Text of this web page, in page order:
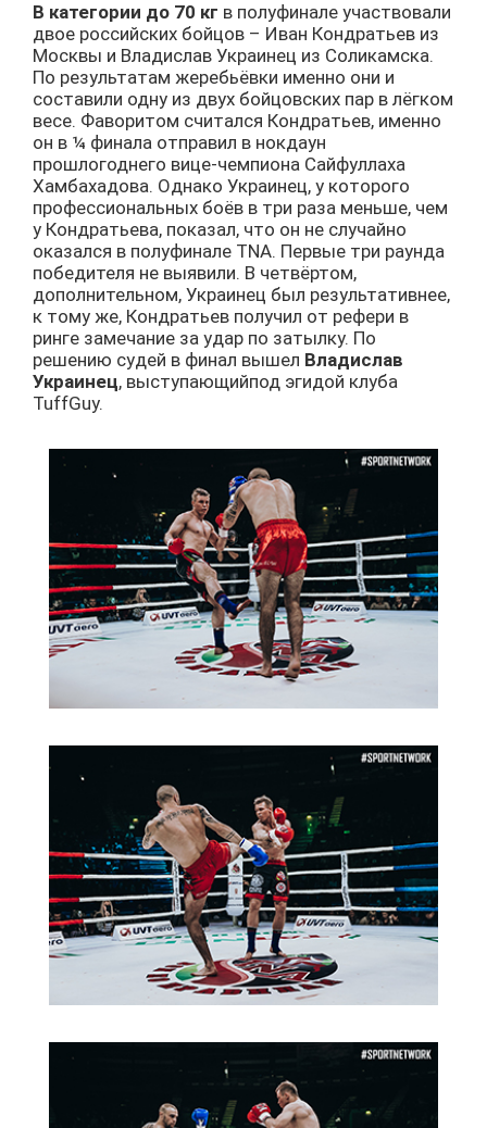
В категории до 70 кг в полуфинале участвовали
двое российских бойцов – Иван Кондратьев из
Москвы и Владислав Украинец из Соликамска.
По результатам жеребьёвки именно они и
составили одну из двух бойцовских пар в лёгком
весе. Фаворитом считался Кондратьев, именно
он в ¼ финала отправил в нокдаун
прошлогоднего вице-чемпиона Сайфуллаха
Хамбахадова. Однако Украинец, у которого
профессиональных боёв в три раза меньше, чем
у Кондратьева, показал, что он не случайно
оказался в полуфинале TNA. Первые три раунда
победителя не выявили. В четвёртом,
дополнительном, Украинец был результативнее,
к тому же, Кондратьев получил от рефери в
ринге замечание за удар по затылку. По
решению судей в финал вышел Владислав
Украинец, выступающийпод эгидой клуба
TuffGuy.